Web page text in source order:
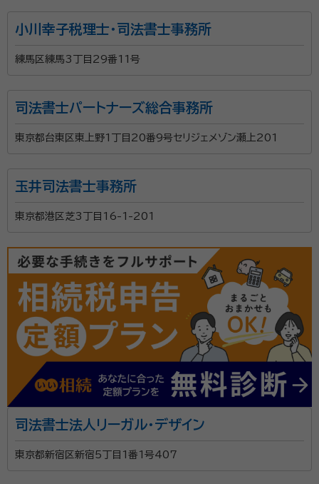
小川幸子税理士・司法書士事務所
練馬区練馬3丁目29番11号
司法書士パートナーズ総合事務所
東京都台東区東上野1丁目20番9号セリジェメゾン瀬上201
玉井司法書士事務所
東京都港区芝3丁目16-1-201
司法書士法人リーガル・デザイン
東京都新宿区新宿5丁目1番1号407